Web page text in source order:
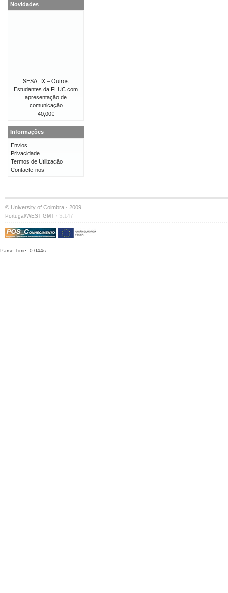
Novidades
SESA, IX – Outros
Estudantes da FLUC com
apresentação de
comunicação
40,00€
Informações
Envios
Privacidade
Termos de Utilização
Contacte-nos
© University of Coimbra · 2009
Portugal/WEST GMT · S:147
Parse Time: 0.044s